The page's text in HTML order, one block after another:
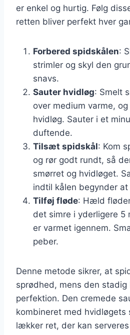
er enkel og hurtig. Følg
retten bliver perfekt hver
Forbered spidskålen:
strimler og skyl den
snavs.
Sauter hvidløg: Smelt
over medium varme,
hvidløg. Sauter i et
duftende.
Tilsæt spidskål: Kom
og rør godt rundt, så
smørret og hvidløget.
indtil kålen begynder
Tilføj fløde: Hæld
det simre i yderligere 5
er varmet igennem.
peber.
Denne metode sikrer, at
sprødhed, mens den
perfektion. Den cremede
kombineret med hvidløgets
lækker ret, der kan